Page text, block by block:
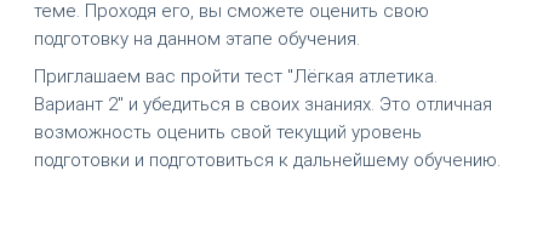
теме. Проходя его, вы сможете оценить свою
подготовку на данном этапе обучения.
Приглашаем вас пройти тест "Лёгкая атлетика.
Вариант 2" и убедиться в своих знаниях. Это отличная
возможность оценить свой текущий уровень
подготовки и подготовиться к дальнейшему обучению.